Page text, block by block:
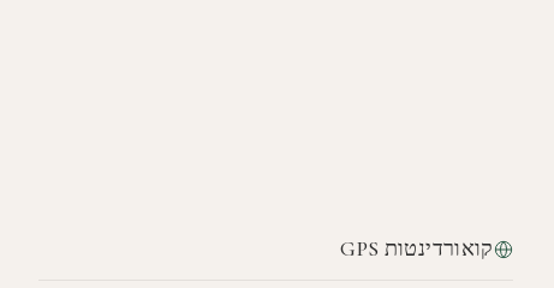
קואורדינטות GPS